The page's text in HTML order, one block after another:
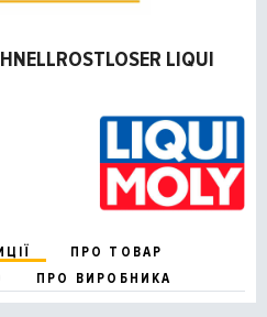
LIQUI
ПРО ТОВАР
ПРО ВИРОБНИКА